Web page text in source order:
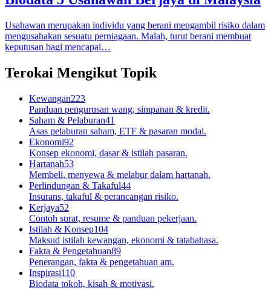
Usahawan merupakan individu yang berani mengambil risiko dalam
mengusahakan sesuatu perniagaan. Malah, turut berani membuat
keputusan bagi mencapai…
Terokai Mengikut Topik
Kewangan223
Panduan pengurusan wang, simpanan & kredit.
Saham & Pelaburan41
Asas pelaburan saham, ETF & pasaran modal.
Ekonomi92
Konsep ekonomi, dasar & istilah pasaran.
Hartanah53
Membeli, menyewa & melabur dalam hartanah.
Perlindungan & Takaful44
Insurans, takaful & perancangan risiko.
Kerjaya52
Contoh surat, resume & panduan pekerjaan.
Istilah & Konsep104
Maksud istilah kewangan, ekonomi & tatabahasa.
Fakta & Pengetahuan89
Penerangan, fakta & pengetahuan am.
Inspirasi110
Biodata tokoh, kisah & motivasi.